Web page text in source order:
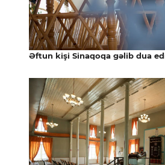
Əftun kişi Sinaqoqa gəlib dua